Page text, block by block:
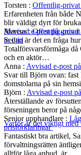
Avvisad e-post på
in i tid
Varför är det viktigt med
Torsten : Offentlig-privat
Erfarenheten från både
blir väldigt dyrt för
Marcus:Offentlig-privat
Sedan är det en fråga
Totalförsvarsförmåga
och en aktör…
Anna : Avvisad e-post
Svar till Björn ovan: fast
domstolarna på sin
Björn : Avvisad e-post
Återställande av
förseningen beror på
Senior upphandlare :
prisförklaringar
Fantastiskt bra artikel,
förvaltningsrätten
alltför låga anbud, är…